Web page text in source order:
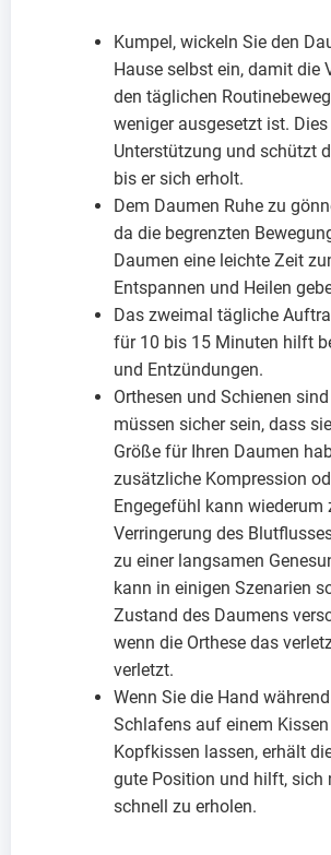
Kumpel, wickeln Sie den
Hause selbst ein, damit die
den täglichen
weniger ausgesetzt ist.
Unterstützung und schützt
bis er sich erholt.
Dem Daumen Ruhe zu
da die begrenzten
Daumen eine leichte Zeit
Entspannen und Heilen
Das zweimal tägliche
für 10 bis 15 Minuten hilft
und Entzündungen.
Orthesen und Schienen
müssen sicher sein, dass
Größe für Ihren Daumen
zusätzliche Kompression
Engegefühl kann wiederum
Verringerung des
zu einer langsamen
kann in einigen Szenarien
Zustand des Daumens
wenn die Orthese das
verletzt.
Wenn Sie die Hand
Schlafens auf einem
Kopfkissen lassen, erhält
gute Position und hilft, sich
schnell zu erholen.